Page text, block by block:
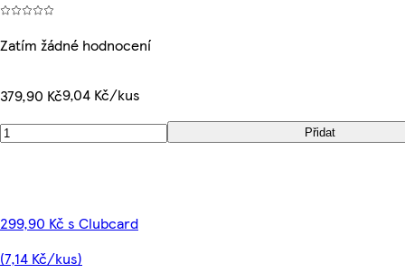
Zatím žádné hodnocení
379,90 Kč9,04 Kč/kus
Přidat
299,90 Kč s Clubcard
(7,14 Kč/kus)